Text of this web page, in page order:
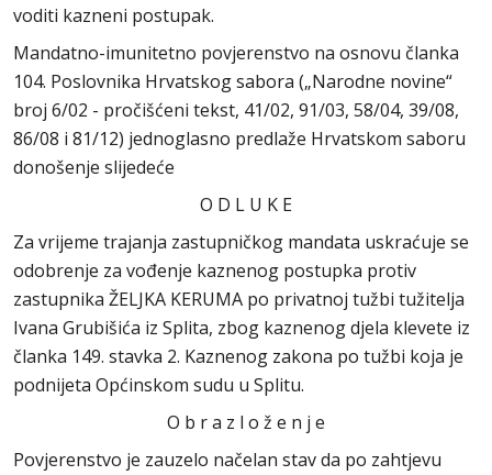
voditi kazneni postupak.
Mandatno-imunitetno povjerenstvo na osnovu članka
104. Poslovnika Hrvatskog sabora („Narodne novine“
broj 6/02 - pročišćeni tekst, 41/02, 91/03, 58/04, 39/08,
86/08 i 81/12) jednoglasno predlaže Hrvatskom saboru
donošenje slijedeće
O D L U K E
Za vrijeme trajanja zastupničkog mandata uskraćuje se
odobrenje za vođenje kaznenog postupka protiv
zastupnika ŽELJKA KERUMA po privatnoj tužbi tužitelja
Ivana Grubišića iz Splita, zbog kaznenog djela klevete iz
članka 149. stavka 2. Kaznenog zakona po tužbi koja je
podnijeta Općinskom sudu u Splitu.
O b r a z l o ž e n j e
Povjerenstvo je zauzelo načelan stav da po zahtjevu